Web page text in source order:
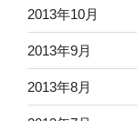
2013年10月
2013年9月
2013年8月